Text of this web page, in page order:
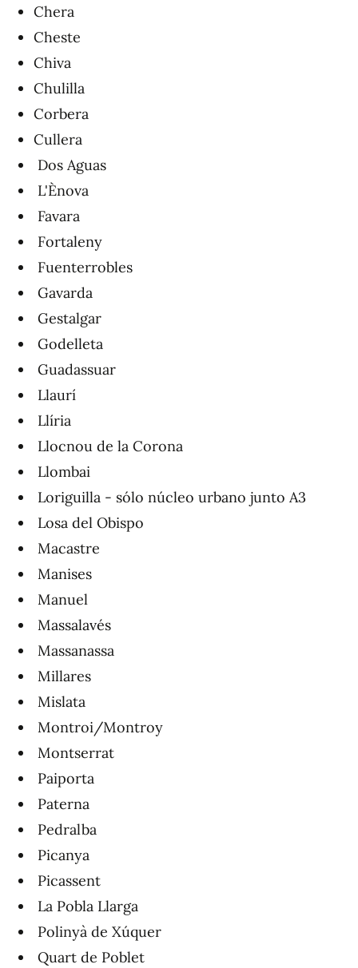
Chera
Cheste
Chiva
Chulilla
Corbera
Cullera
Dos Aguas
L'Ènova
Favara
Fortaleny
Fuenterrobles
Gavarda
Gestalgar
Godelleta
Guadassuar
Llaurí
Llíria
Llocnou de la Corona
Llombai
Loriguilla - sólo núcleo urbano junto A3
Losa del Obispo
Macastre
Manises
Manuel
Massalavés
Massanassa
Millares
Mislata
Montroi/Montroy
Montserrat
Paiporta
Paterna
Pedralba
Picanya
Picassent
La Pobla Llarga
Polinyà de Xúquer
Quart de Poblet